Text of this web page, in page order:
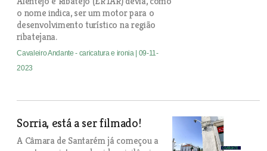
o nome indica, ser um motor para o
desenvolvimento turístico na região
ribatejana.
Cavaleiro Andante - caricatura e ironia | 09-11-
2023
Sorria, está a ser filmado!
A Câmara de Santarém já começou a